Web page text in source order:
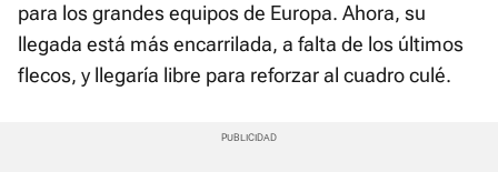
para los grandes equipos de Europa. Ahora, su
llegada está más encarrilada, a falta de los últimos
flecos, y llegaría libre para reforzar al cuadro culé.